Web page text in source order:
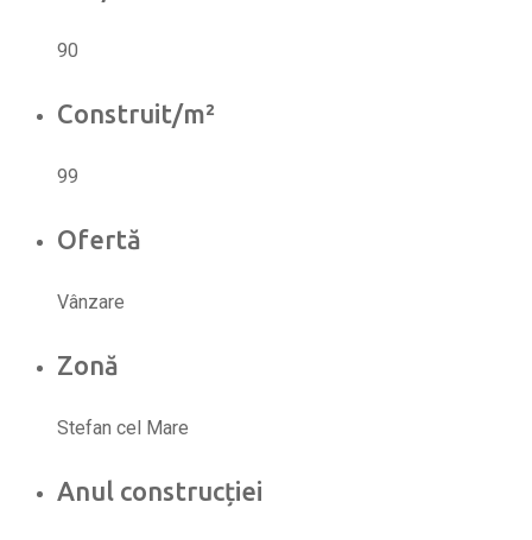
90
Construit/m²
99
Ofertă
Vânzare
Zonă
Stefan cel Mare
Anul construcției